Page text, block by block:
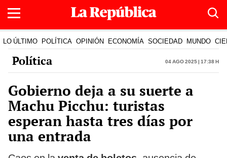
LO ÚLTIMO POLÍTICA OPINIÓN ECONOMÍA SOCIEDAD MUNDO
Política 04 Ago 2025 | 17:38 h
Gobierno deja a su suerte a
Machu Picchu: turistas
esperan hasta tres días por
una entrada